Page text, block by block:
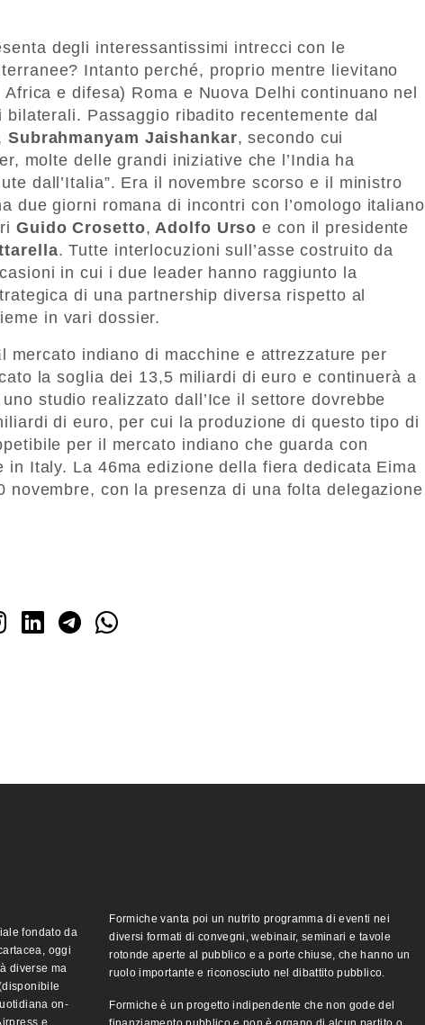
degli interessantissimi intrecci con le
Intanto perché, proprio mentre lievitano
e difesa) Roma e Nuova Delhi continuano nel
Passaggio ribadito recentemente dal
Subrahmanyam Jaishankar, secondo cui
molte delle grandi iniziative che l’India ha
dall’Italia”. Era il novembre scorso e il ministro
due giorni romana di incontri con l’omologo italiano
Guido Crosetto, Adolfo Urso e con il presidente
. Tutte interlocuzioni sull’asse costruito da
in cui i due leader hanno raggiunto la
di una partnership diversa rispetto al
in vari dossier.
l mercato indiano di macchine e attrezzature per
la soglia dei 13,5 miliardi di euro e continuerà a
studio realizzato dall’Ice il settore dovrebbe
di euro, per cui la produzione di questo tipo di
per il mercato indiano che guarda con
in Italy. La 46ma edizione della fiera dedicata Eima
novembre, con la presenza di una folta delegazione
fondato da
oggi
diverse ma
on-
e
Formiche vanta poi un nutrito programma di eventi nei
diversi formati di convegni, webinair, seminari e tavole
rotonde aperte al pubblico e a porte chiuse, che hanno un
ruolo importante e riconosciuto nel dibattito pubblico.
Formiche è un progetto indipendente che non gode del